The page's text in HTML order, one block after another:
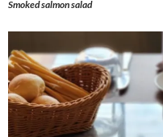
Smoked salmon salad